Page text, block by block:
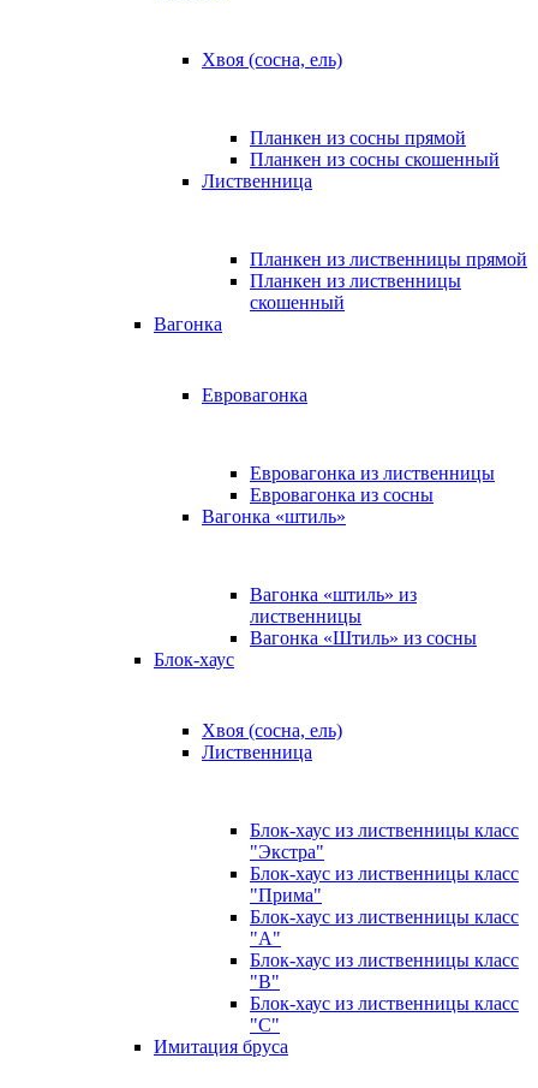
Хвоя (сосна, ель)
Планкен из сосны прямой
Планкен из сосны скошенный
Лиственница
Планкен из лиственницы прямой
Планкен из лиственницы
скошенный
Вагонка
Евровагонка
Евровагонка из лиственницы
Евровагонка из сосны
Вагонка «штиль»
Вагонка «штиль» из
лиственницы
Вагонка «Штиль» из сосны
Блок-хаус
Хвоя (сосна, ель)
Лиственница
Блок-хаус из лиственницы класс
"Экстра"
Блок-хаус из лиственницы класс
"Прима"
Блок-хаус из лиственницы класс
"А"
Блок-хаус из лиственницы класс
"B"
Блок-хаус из лиственницы класс
"C"
Имитация бруса